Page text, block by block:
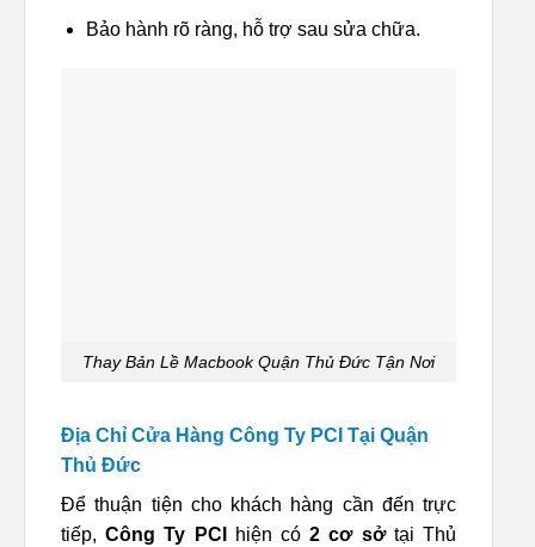
Bảo hành rõ ràng, hỗ trợ sau sửa chữa.
Thay Bản Lề Macbook Quận Thủ Đức Tận Nơi
Địa Chỉ Cửa Hàng Công Ty PCI Tại Quận
Thủ Đức
Để thuận tiện cho khách hàng cần đến trực
tiếp,Công Ty PCI hiện có2 cơ sởtại Thủ